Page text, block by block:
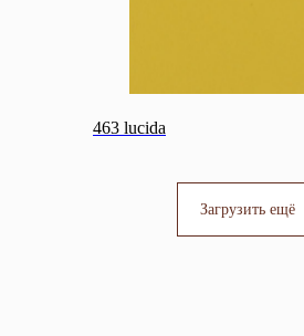
463 lucida
Загрузить ещё